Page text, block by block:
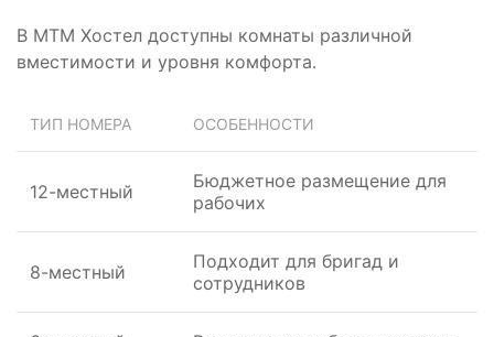
В МТМ Хостел доступны комнаты различной
вместимости и уровня комфорта.
ТИП НОМЕРА ОСОБЕННОСТИ
12-местный
Бюджетное размещение для
рабочих
8-местный
Подходит для бригад и
сотрудников